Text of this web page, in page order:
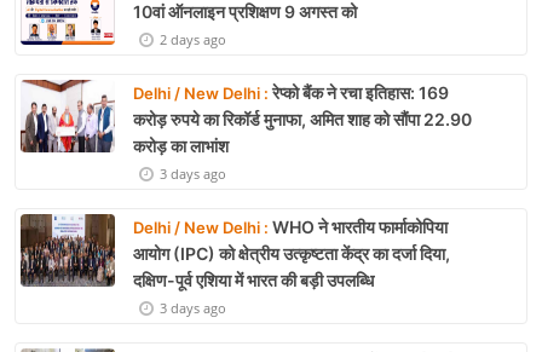
10वां ऑनलाइन प्रशिक्षण 9 अगस्त को
2 days ago
Delhi / New Delhi :रेप्को बैंक ने रचा इतिहास: 169
करोड़ रुपये का रिकॉर्ड मुनाफा, अमित शाह को सौंपा 22.90
करोड़ का लाभांश
3 days ago
Delhi / New Delhi : WHO ने भारतीय फार्माकोपिया
आयोग (IPC) को क्षेत्रीय उत्कृष्टता केंद्र का दर्जा दिया,
दक्षिण-पूर्व एशिया में भारत की बड़ी उपलब्धि
3 days ago